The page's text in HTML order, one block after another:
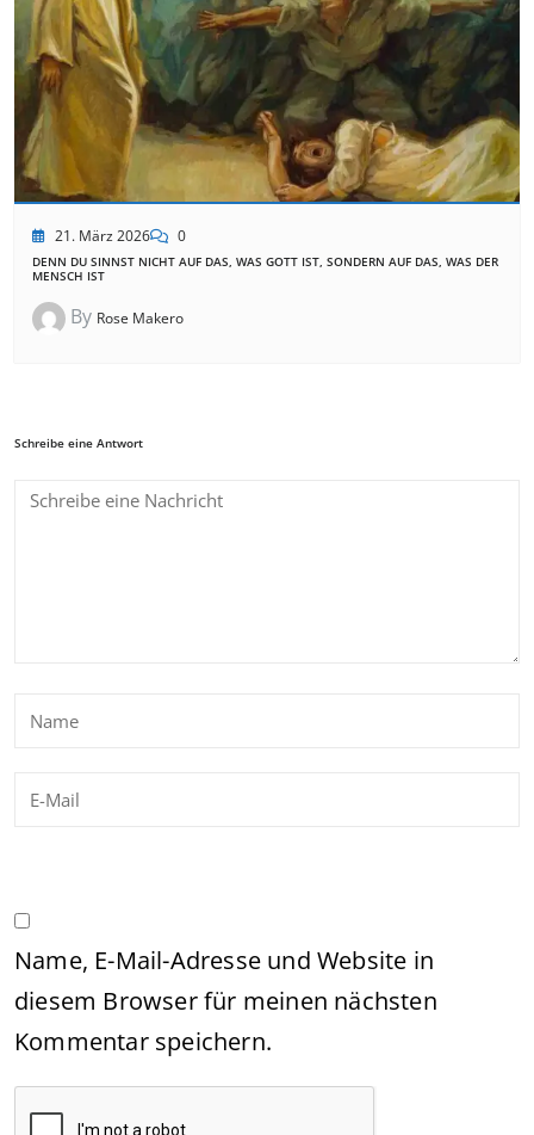
21. März 2026 0
DENN DU SINNST NICHT AUF DAS, WAS GOTT IST, SONDERN AUF DAS, WAS DER
MENSCH IST
By Rose Makero
Schreibe eine Antwort
Name, E-Mail-Adresse und Website in
diesem Browser für meinen nächsten
Kommentar speichern.